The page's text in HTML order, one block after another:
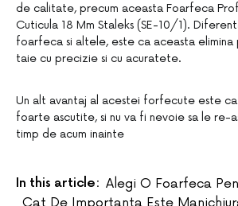
de calitate, precum aceasta Foarfeca
Cuticula 18 Mm Staleks (SE-10/1).
foarfeca si altele, este ca aceasta
taie cu precizie si cu acuratete.
Un alt avantaj al acestei forfecute este ca
foarte ascutite, si nu va fi nevoie sa le re-
timp de acum inainte
In this article: Alegi O Foarfeca
Cat De Importanta Este